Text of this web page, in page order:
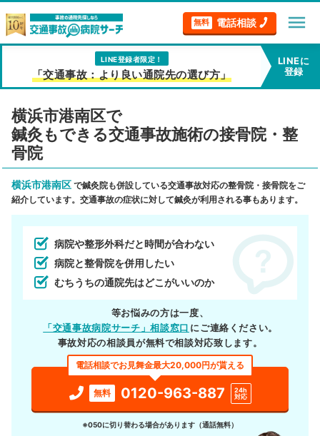
無料 電話相談 menu
LINE登録者限定！
「交通事故：より良い通院先の選び方」
LINEに
登録
横浜市港南区で
鍼灸もできる交通事故施術の接骨院・整
骨院
横浜市港南区 で鍼灸院も併設している交通事故対応の整骨院・接骨院をご
紹介しています。交通事故の症状に対して鍼灸が利用される事もあります。
病院や整形外科だと時間が合わない
病院と整骨院を併用したい
むちうちの通院先はどこがいいのか
等お悩みの方は一度、
「交通事故病院サーチ」相談窓口 にご連絡ください。
事故対応の相談員が無料で相談対応致します。
電話相談でお見舞金最大20,000円が貰える
無料 0120-963-887
24h
対応
※050に切り替わる場合があります（通話無料）